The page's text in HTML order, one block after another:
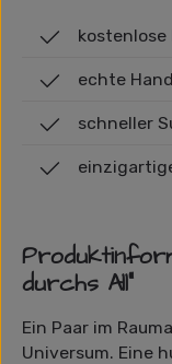
kostenlose
echte
schneller
durchs All"
Ein Paar im
Universum. Eine